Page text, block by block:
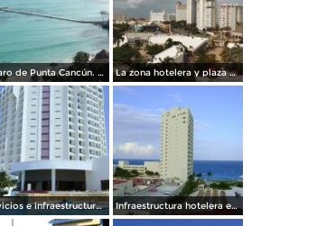
El faro de Punta Cancún. Noviembre/2013 La zona hotelera y plaza Caracol. Noviembre/2013
Servicios e infraestructura turística en Cancún. Abril/2012 Infraestructura hotelera en Punta Cancún. Abril/2012